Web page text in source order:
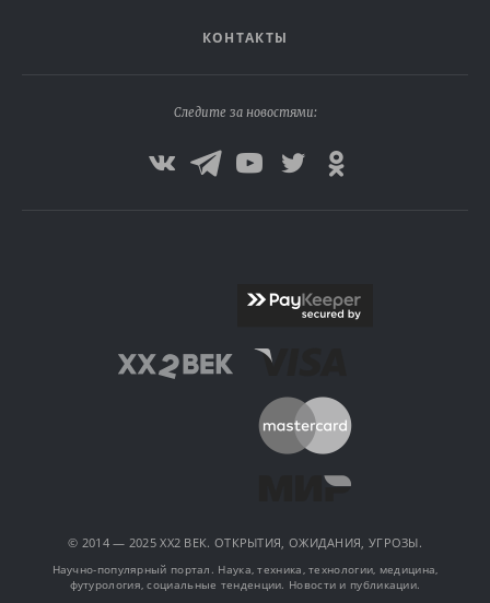
КОНТАКТЫ
Следите за новостями:
© 2014 — 2025 XX2 ВЕК. ОТКРЫТИЯ, ОЖИДАНИЯ, УГРОЗЫ.
Научно-популярный портал. Наука, техника, технологии, медицина,
футурология, социальные тенденции. Новости и публикации.